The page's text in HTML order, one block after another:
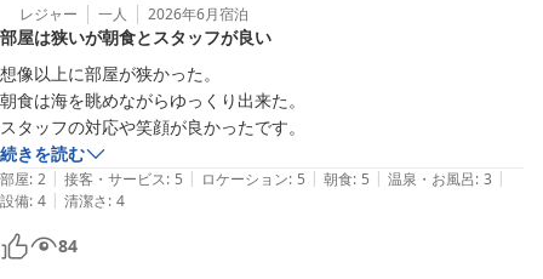
レジャー 一人 2026年6月宿泊
部屋は狭いが朝食とスタッフが良い
想像以上に部屋が狭かった。
朝食は海を眺めながらゆっくり出来た。
スタッフの対応や笑顔が良かったです。
続きを読む
部屋: 2 | 接客・サービス: 5 | ロケーション: 5 | 朝食: 5 | 温泉・お風呂: 3 |
設備: 4 | 清潔さ: 4
84